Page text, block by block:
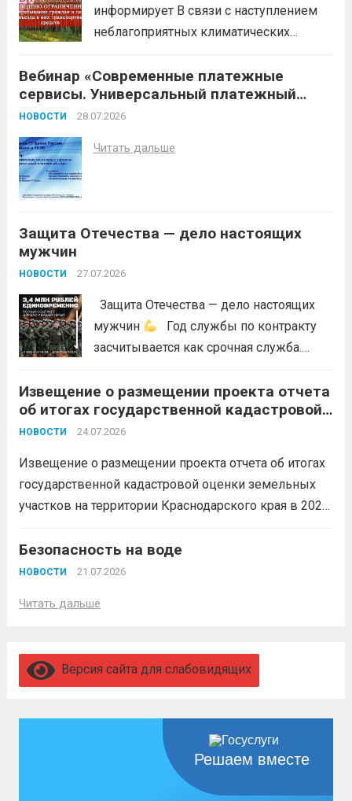
информирует В связи с наступлением
неблагоприятных климатических
воздуха, отсутствие осадков,
порывистый ветер), в целях
недопущения ухудшения лесопожарной
Вебинар «Современные платежные
сервисы. Универсальный платежный
код»
НОВОСТИ 28.07.2026
Читать дальше
Защита Отечества — дело настоящих
мужчин
НОВОСТИ 27.07.2026
Защита Отечества — дело настоящих
мужчин
Год службы по контракту
засчитывается как срочная служба.
невозможен без вашего согласия,
увольнение по окончании срока
гарантировано. Регион предоставляет
бойцам множество мер поддержки:
Извещение о размещении проекта отчета
об итогах государственной кадастровой
оценки земельных участков на
году
НОВОСТИ 24.07.2026
Извещение о размещении проекта отчета об итогах
государственной кадастровой оценки земельных
участков на территории Краснодарского края в 2026
замечаний к нему (скачать)
Безопасность на воде
НОВОСТИ 21.07.2026
Читать дальше
Версия сайта для слабовидящих
Решаем вместе